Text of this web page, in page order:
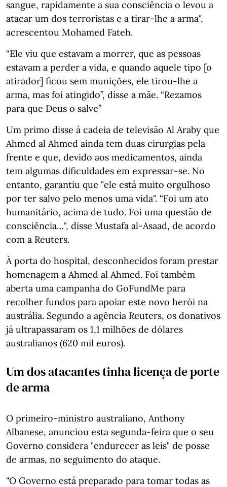
sangue, rapidamente a sua consciência o levou a
atacar um dos terroristas e a tirar-lhe a arma",
acrescentou Mohamed Fateh.
“Ele viu que estavam a morrer, que as pessoas
estavam a perder a vida, e quando aquele tipo [o
atirador] ficou sem munições, ele tirou-lhe a
arma, mas foi atingido”, disse a mãe. “Rezamos
para que Deus o salve”
Um primo disse à cadeia de televisão Al Araby que
Ahmed al Ahmed ainda tem duas cirurgias pela
frente e que, devido aos medicamentos, ainda
tem algumas dificuldades em expressar-se. No
entanto, garantiu que "ele está muito orgulhoso
por ter salvo pelo menos uma vida". “Foi um ato
humanitário, acima de tudo. Foi uma questão de
consciência…", disse Mustafa al-Asaad, de acordo
com a Reuters.
À porta do hospital, desconhecidos foram prestar
homenagem a Ahmed al Ahmed. Foi também
aberta uma campanha do GoFundMe para
recolher fundos para apoiar este novo herói na
austrália. Segundo a agência Reuters, os donativos
já ultrapassaram os 1,1 milhões de dólares
australianos (620 mil euros).
Um dos atacantes tinha licença de porte
de arma
O primeiro-ministro australiano, Anthony
Albanese, anunciou esta segunda-feira que o seu
Governo considera "endurecer as leis" de posse
de armas, no seguimento do ataque.
"O Governo está preparado para tomar todas as